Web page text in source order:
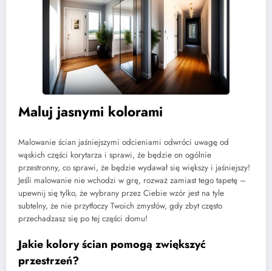
Maluj jasnymi kolorami
Malowanie ścian jaśniejszymi odcieniami odwróci uwagę od
wąskich części korytarza i sprawi, że będzie on ogólnie
przestronny, co sprawi, że będzie wydawał się większy i jaśniejszy!
Jeśli malowanie nie wchodzi w grę, rozważ zamiast tego tapetę –
upewnij się tylko, że wybrany przez Ciebie wzór jest na tyle
subtelny, że nie przytłoczy Twoich zmysłów, gdy zbyt często
przechadzasz się po tej części domu!
Jakie kolory ścian pomogą zwiększyć
przestrzeń?